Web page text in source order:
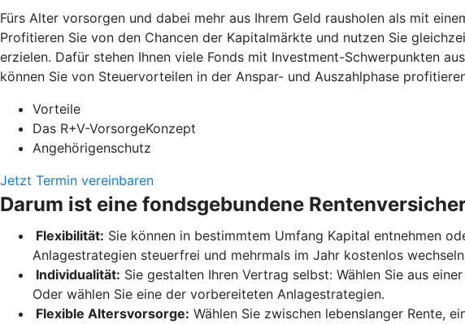
Fürs Alter vorsorgen und dabei mehr aus Ihrem Geld rausholen als mit
Profitieren Sie von den Chancen der Kapitalmärkte und nutzen Sie
erzielen. Dafür stehen Ihnen viele Fonds mit Investment-Schwerpunkten
können Sie von Steuervorteilen in der Anspar- und Auszahlphase
Vorteile
Das R+V-VorsorgeKonzept
Angehörigenschutz
Jetzt Termin vereinbaren
Darum ist eine fondsgebundene
Flexibilität: Sie können in bestimmtem Umfang Kapital entnehmen
Anlagestrategien steuerfrei und mehrmals im Jahr kostenlos
Individualität: Sie gestalten Ihren Vertrag selbst: Wählen Sie aus
Oder wählen Sie eine der vorbereiteten Anlagestrategien.
Flexible Altersvorsorge: Wählen Sie zwischen lebenslanger Rente,